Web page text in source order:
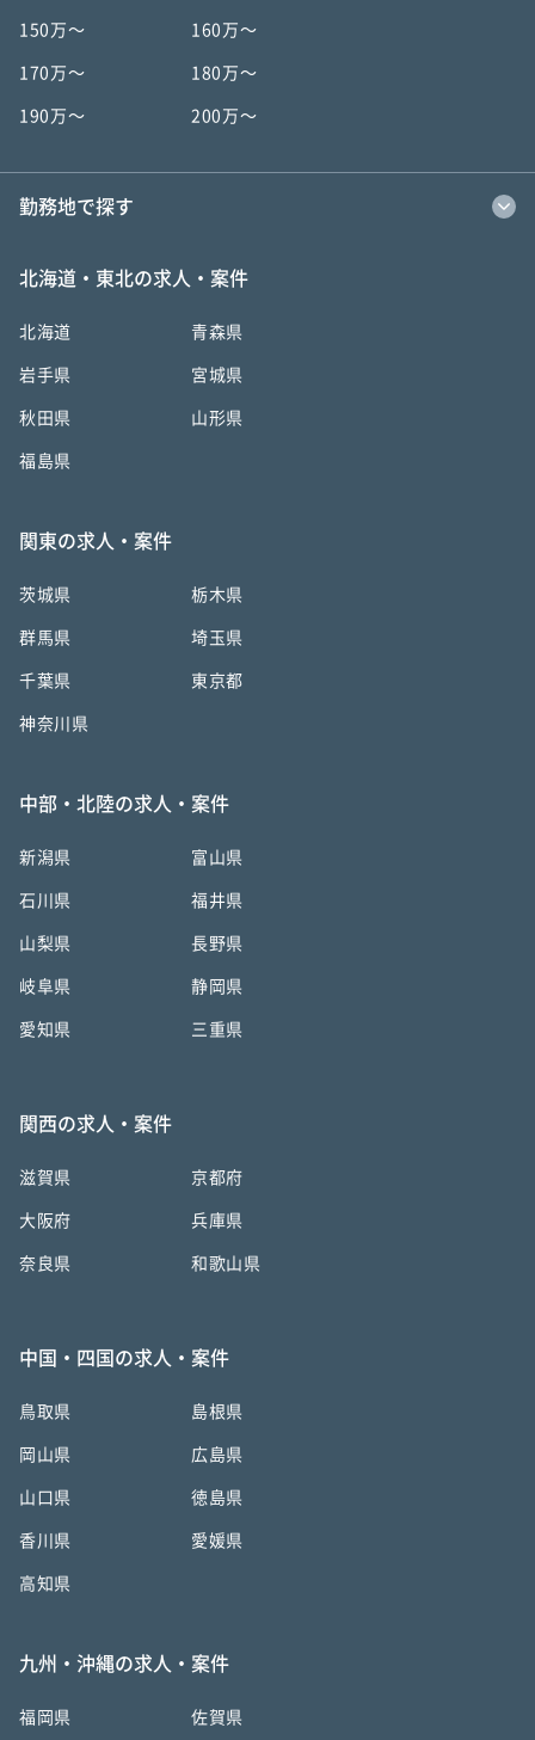
150万〜 160万〜
170万〜 180万〜
190万〜 200万〜
勤務地で探す
北海道・東北の求人・案件
北海道 青森県
岩手県 宮城県
秋田県 山形県
福島県
関東の求人・案件
茨城県 栃木県
群馬県 埼玉県
千葉県 東京都
神奈川県
中部・北陸の求人・案件
新潟県 富山県
石川県 福井県
山梨県 長野県
岐阜県 静岡県
愛知県 三重県
関西の求人・案件
滋賀県 京都府
大阪府 兵庫県
奈良県 和歌山県
中国・四国の求人・案件
鳥取県 島根県
岡山県 広島県
山口県 徳島県
香川県 愛媛県
高知県
九州・沖縄の求人・案件
福岡県 佐賀県